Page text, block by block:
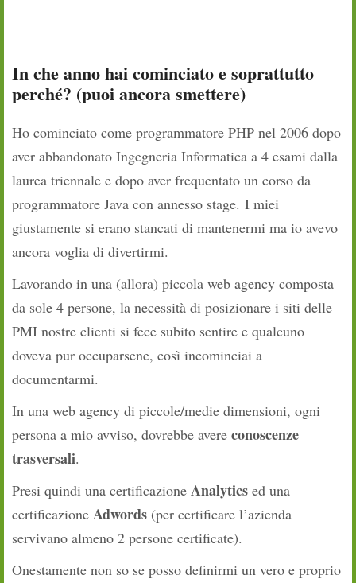
In che anno hai cominciato e soprattutto
perché? (puoi ancora smettere)
Ho cominciato come programmatore PHP nel 2006 dopo
aver abbandonato Ingegneria Informatica a 4 esami dalla
laurea triennale e dopo aver frequentato un corso da
programmatore Java con annesso stage. I miei
giustamente si erano stancati di mantenermi ma io avevo
ancora voglia di divertirmi.
Lavorando in una (allora) piccola web agency composta
da sole 4 persone, la necessità di posizionare i siti delle
PMI nostre clienti si fece subito sentire e qualcuno
doveva pur occuparsene, così incominciai a
documentarmi.
In una web agency di piccole/medie dimensioni, ogni
persona a mio avviso, dovrebbe avere conoscenze
trasversali.
Presi quindi una certificazione Analytics ed una
certificazione Adwords (per certificare l’azienda
servivano almeno 2 persone certificate).
Onestamente non so se posso definirmi un vero e proprio